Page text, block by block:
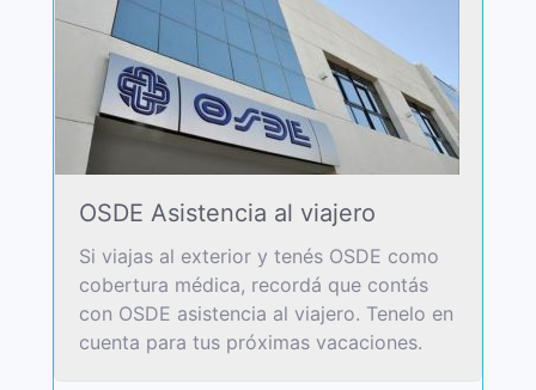
OSDE Asistencia al viajero
Si viajas al exterior y tenés OSDE como
cobertura médica, recordá que contás
con OSDE asistencia al viajero. Tenelo en
cuenta para tus próximas vacaciones.